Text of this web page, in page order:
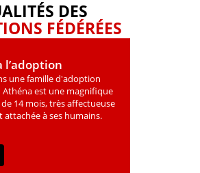
DES
FÉDÉRÉES
l’adoption
une famille d'adoption
est une magniﬁque
14 mois, très affectueuse
à ses humains.